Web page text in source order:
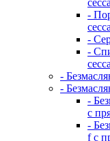
-
-
-
-
-
-
с
-
f с